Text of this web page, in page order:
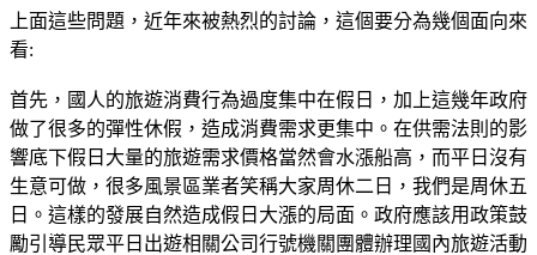
上面這些問題，近年來被熱烈的討論，這個要分為幾個面向來
看:
首先，國人的旅遊消費行為過度集中在假日，加上這幾年政府
做了很多的彈性休假，造成消費需求更集中。在供需法則的影
響底下假日大量的旅遊需求價格當然會水漲船高，而平日沒有
生意可做，很多風景區業者笑稱大家周休二日，我們是周休五
日。這樣的發展自然造成假日大漲的局面。政府應該用政策鼓
勵引導民眾平日出遊相關公司行號機關團體辦理國內旅遊活動